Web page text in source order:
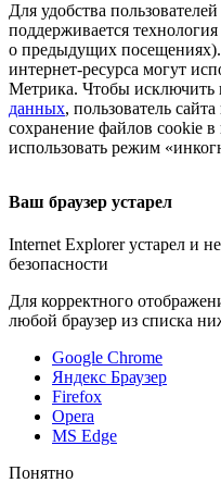
Для удобства пользователей
поддерживается
о предыдущих
интернет-ресурса могут
Метрика. Чтобы исключить
данных, пользователь
сохранение файлов cookie
использовать режим
Ваш браузер устарел
Internet Explorer устарел и
безопасности
Для корректного
любой браузер из списка
Google Chrome
Яндекс Браузер
Firefox
Opera
MS Edge
Понятно